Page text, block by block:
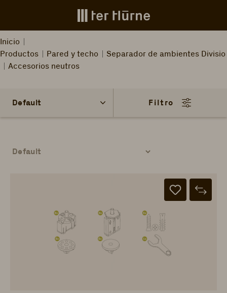
Skip to main content
Inicio
Productos
Pared y techo
Separador de ambientes Divisio
Accesorios neutros
Filtro